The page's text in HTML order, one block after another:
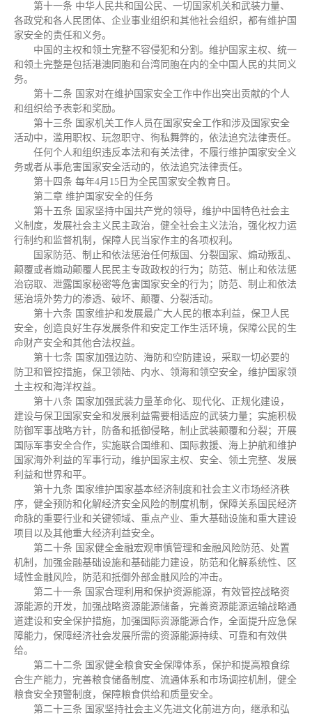
第十一条 中华人民共和国公民、一切国家机关和武装力量、
各政党和各人民团体、企业事业组织和其他社会组织，都有维护国
家安全的责任和义务。
中国的主权和领土完整不容侵犯和分割。维护国家主权、统一
和领土完整是包括港澳同胞和台湾同胞在内的全中国人民的共同义
务。
第十二条 国家对在维护国家安全工作中作出突出贡献的个人
和组织给予表彰和奖励。
第十三条 国家机关工作人员在国家安全工作和涉及国家安全
活动中，滥用职权、玩忽职守、徇私舞弊的，依法追究法律责任。
任何个人和组织违反本法和有关法律，不履行维护国家安全义
务或者从事危害国家安全活动的，依法追究法律责任。
第十四条 每年4月15日为全民国家安全教育日。
第二章 维护国家安全的任务
第十五条 国家坚持中国共产党的领导，维护中国特色社会主
义制度，发展社会主义民主政治，健全社会主义法治，强化权力运
行制约和监督机制，保障人民当家作主的各项权利。
国家防范、制止和依法惩治任何叛国、分裂国家、煽动叛乱、
颠覆或者煽动颠覆人民民主专政政权的行为；防范、制止和依法惩
治窃取、泄露国家秘密等危害国家安全的行为；防范、制止和依法
惩治境外势力的渗透、破坏、颠覆、分裂活动。
第十六条 国家维护和发展最广大人民的根本利益，保卫人民
安全，创造良好生存发展条件和安定工作生活环境，保障公民的生
命财产安全和其他合法权益。
第十七条 国家加强边防、海防和空防建设，采取一切必要的
防卫和管控措施，保卫领陆、内水、领海和领空安全，维护国家领
土主权和海洋权益。
第十八条 国家加强武装力量革命化、现代化、正规化建设，
建设与保卫国家安全和发展利益需要相适应的武装力量；实施积极
防御军事战略方针，防备和抵御侵略，制止武装颠覆和分裂；开展
国际军事安全合作，实施联合国维和、国际救援、海上护航和维护
国家海外利益的军事行动，维护国家主权、安全、领土完整、发展
利益和世界和平。
第十九条 国家维护国家基本经济制度和社会主义市场经济秩
序，健全预防和化解经济安全风险的制度机制，保障关系国民经济
命脉的重要行业和关键领域、重点产业、重大基础设施和重大建设
项目以及其他重大经济利益安全。
第二十条 国家健全金融宏观审慎管理和金融风险防范、处置
机制，加强金融基础设施和基础能力建设，防范和化解系统性、区
域性金融风险，防范和抵御外部金融风险的冲击。
第二十一条 国家合理利用和保护资源能源，有效管控战略资
源能源的开发，加强战略资源能源储备，完善资源能源运输战略通
道建设和安全保护措施，加强国际资源能源合作，全面提升应急保
障能力，保障经济社会发展所需的资源能源持续、可靠和有效供
给。
第二十二条 国家健全粮食安全保障体系，保护和提高粮食综
合生产能力，完善粮食储备制度、流通体系和市场调控机制，健全
粮食安全预警制度，保障粮食供给和质量安全。
第二十三条 国家坚持社会主义先进文化前进方向，继承和弘